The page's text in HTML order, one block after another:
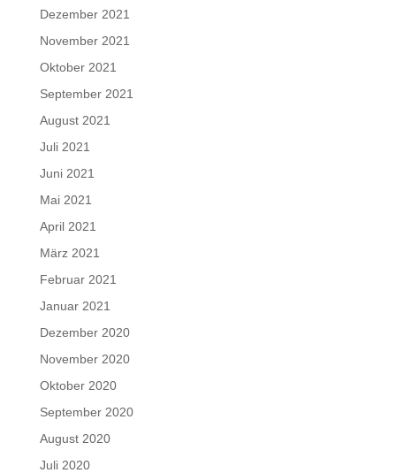
Dezember 2021
November 2021
Oktober 2021
September 2021
August 2021
Juli 2021
Juni 2021
Mai 2021
April 2021
März 2021
Februar 2021
Januar 2021
Dezember 2020
November 2020
Oktober 2020
September 2020
August 2020
Juli 2020